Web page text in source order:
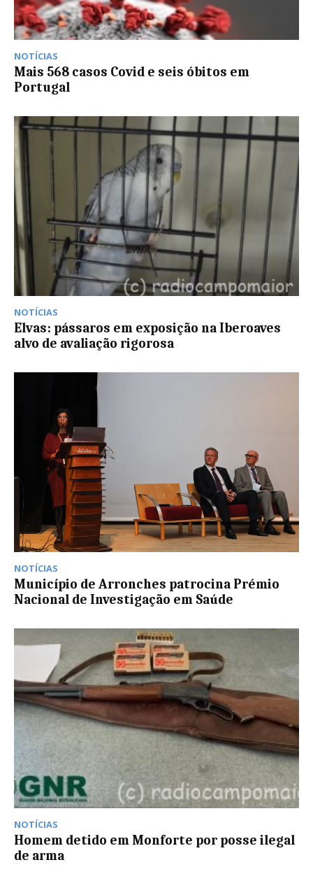
NOTÍCIAS
Mais 568 casos Covid e seis óbitos em
Portugal
NOTÍCIAS
Elvas: pássaros em exposição na Iberoaves
alvo de avaliação rigorosa
NOTÍCIAS
Município de Arronches patrocina Prémio
Nacional de Investigação em Saúde
NOTÍCIAS
Homem detido em Monforte por posse ilegal
de arma